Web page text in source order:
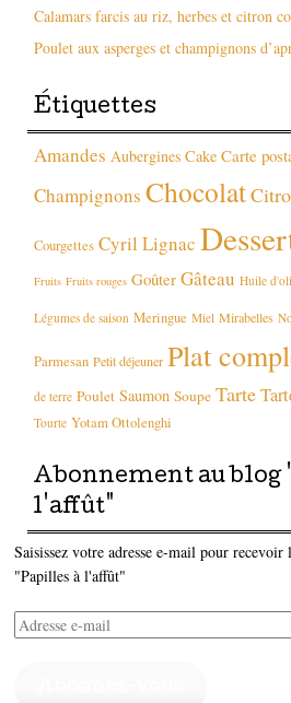
Calamars farcis au riz, herbes et citron
Poulet aux asperges et champignons
Étiquettes
Amandes Aubergines Cake Carte
Champignons Chocolat
Courgettes Cyril Lignac
Fruits Fruits rouges Goûter Gâteau Huile
Légumes de saison Meringue Miel Mirabelles
Parmesan Petit déjeuner Plat
de terre Poulet Saumon Soupe Tarte
Tourte Yotam Ottolenghi
Abonnement au blog
l'affût"
Saisissez votre adresse e-mail pour
"Papilles à l'affût"
Adresse
e-